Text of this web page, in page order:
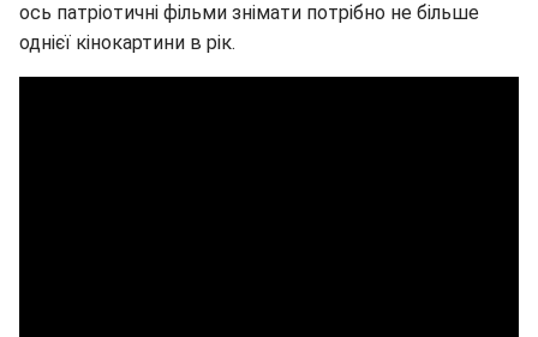
ось патріотичні фільми знімати потрібно не більше
однієї кінокартини в рік.